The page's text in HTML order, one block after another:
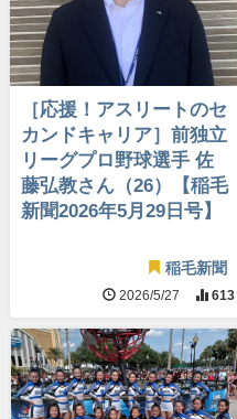
［応援！アスリートのセ
カンドキャリア］前独立
リーグプロ野球選手 佐
藤弘教さん（26）【稲毛
新聞2026年5月29日号】
稲毛新聞
2026/5/27 613